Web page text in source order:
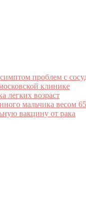
проблем с
клинике
легких возраст
мальчика весом
вакцину от рака